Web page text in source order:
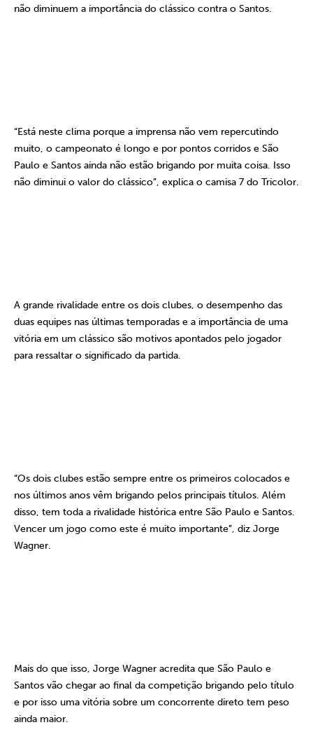
não diminuem a importância do clássico contra o Santos.
“Está neste clima porque a imprensa não vem repercutindo
muito, o campeonato é longo e por pontos corridos e São
Paulo e Santos ainda não estão brigando por muita coisa. Isso
não diminui o valor do clássico”, explica o camisa 7 do Tricolor.
A grande rivalidade entre os dois clubes, o desempenho das
duas equipes nas últimas temporadas e a importância de uma
vitória em um clássico são motivos apontados pelo jogador
para ressaltar o significado da partida.
“Os dois clubes estão sempre entre os primeiros colocados e
nos últimos anos vêm brigando pelos principais títulos. Além
disso, tem toda a rivalidade histórica entre São Paulo e Santos.
Vencer um jogo como este é muito importante”, diz Jorge
Wagner.
Mais do que isso, Jorge Wagner acredita que São Paulo e
Santos vão chegar ao final da competição brigando pelo título
e por isso uma vitória sobre um concorrente direto tem peso
ainda maior.